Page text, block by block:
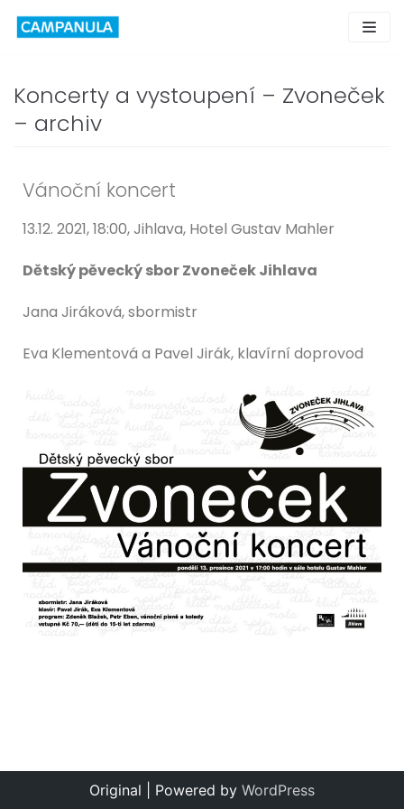
Skip
to
Koncerty a vystoupení – Zvoneček
– archiv
Vánoční koncert
13.12. 2021, 18:00, Jihlava, Hotel Gustav Mahler
Dětský pěvecký sbor Zvoneček Jihlava
Jana Jiráková, sbormistr
Eva Klementová a Pavel Jirák, klavírní doprovod
Original | Powered by WordPress